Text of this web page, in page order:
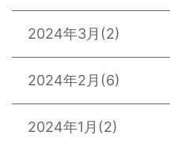
2024年3月 (2)
2024年2月 (6)
2024年1月 (2)